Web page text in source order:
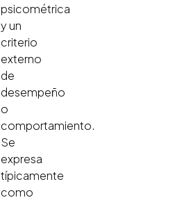
psicométrica
y un
criterio
externo
de
desempeño
o
comportamiento.
Se
expresa
típicamente
como